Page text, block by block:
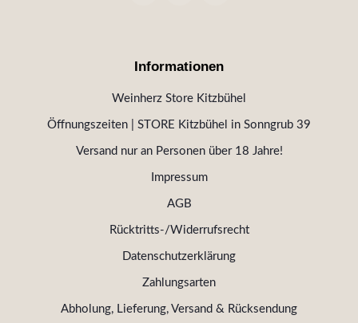
Informationen
Weinherz Store Kitzbühel
Öffnungszeiten | STORE Kitzbühel in Sonngrub 39
Versand nur an Personen über 18 Jahre!
Impressum
AGB
Rücktritts-/Widerrufsrecht
Datenschutzerklärung
Zahlungsarten
Abholung, Lieferung, Versand & Rücksendung